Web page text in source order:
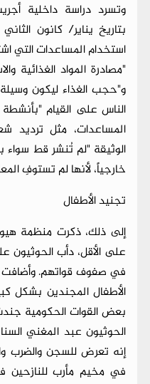
وتسرد دراسة داخلية
استخدام المساعدات التي
"مصادرة المواد الغذائية
و"حجب الغذاء ليكون
الناس على القيام
المساعدات، مثل ترديد
الوثيقة "لم تُنشر قط سواء
خارجياً، لأنها لم تستوفِ
تجنيد الأطفال
على الأقل، دأب
في صفوف قواتهم. وأضافت
الأطفال المجندين بشكل
بعض القوات الحكومية
الحوثيون عبد المغني
إنه تعرض للسجن والضرب
في مخيم مأرب للنازحين